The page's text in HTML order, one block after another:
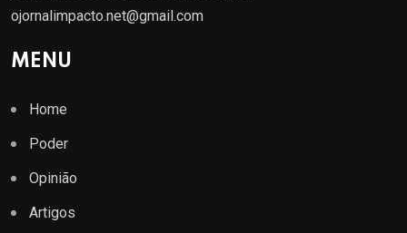
ojornalimpacto.net@gmail.com
MENU
Home
Poder
Opinião
Artigos